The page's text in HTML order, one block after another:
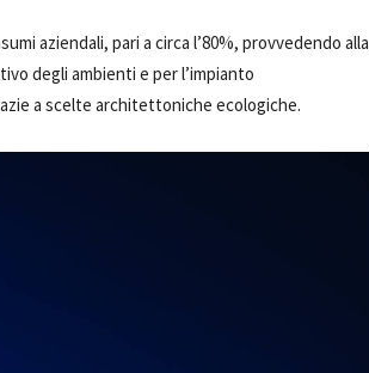
aziendali, pari a circa l’80%, provvedendo alla
degli ambienti e per l’impianto
a scelte architettoniche ecologiche.